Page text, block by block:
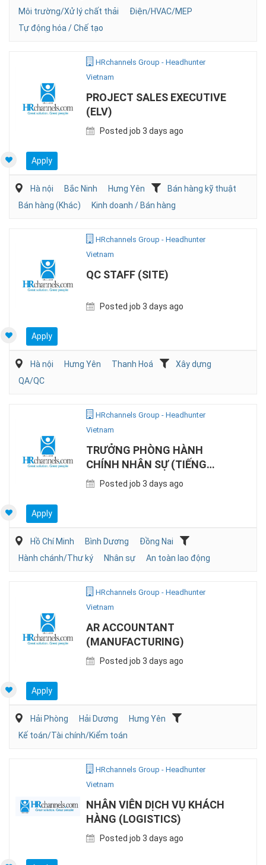
Môi trường/Xử lý chất thải
Điện/HVAC/MEP
Tự động hóa / Chế tạo
HRchannels Group - Headhunter
Vietnam
PROJECT SALES EXECUTIVE
(ELV)
Posted job 3 days ago
Apply
Hà nội Bắc Ninh Hưng Yên
Bán hàng kỹ thuật
Bán hàng (Khác)
Kinh doanh / Bán hàng
HRchannels Group - Headhunter
Vietnam
QC STAFF (SITE)
Posted job 3 days ago
Apply
Hà nội Hưng Yên Thanh Hoá
Xây dựng
QA/QC
HRchannels Group - Headhunter
Vietnam
TRƯỞNG PHÒNG HÀNH
CHÍNH NHÂN SỰ (TIẾNG
NHẬT, SẢN XUẤT)
Posted job 3 days ago
Apply
Hồ Chí Minh Bình Dương
Đồng Nai
Hành chánh/Thư ký
Nhân sự An toàn lao động
HRchannels Group - Headhunter
Vietnam
AR ACCOUNTANT
(MANUFACTURING)
Posted job 3 days ago
Apply
Hải Phòng Hải Dương
Hưng Yên
Kế toán/Tài chính/Kiểm toán
HRchannels Group - Headhunter
Vietnam
NHÂN VIÊN DỊCH VỤ KHÁCH
HÀNG (LOGISTICS)
Posted job 3 days ago